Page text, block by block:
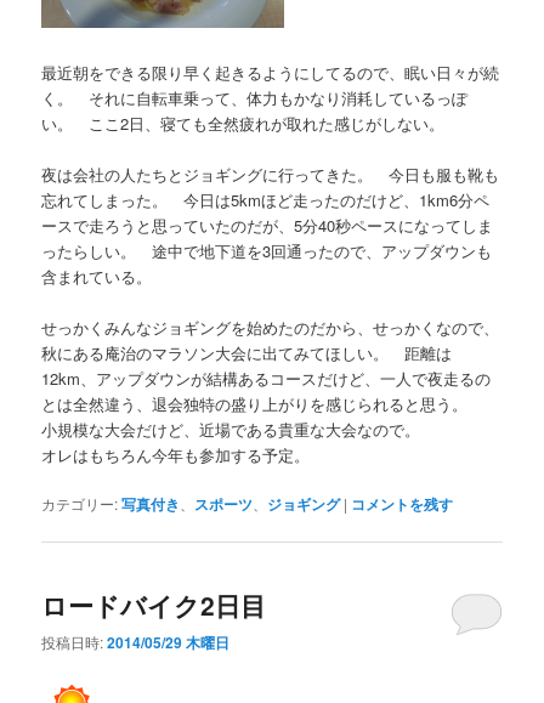
最近朝をできる限り早く起きるようにしてるので、眠い日々が続
く。 それに自転車乗って、体力もかなり消耗しているっぽ
い。 ここ2日、寝ても全然疲れが取れた感じがしない。
夜は会社の人たちとジョギングに行ってきた。 今日も服も靴も
忘れてしまった。 今日は5kmほど走ったのだけど、1km6分ペ
ースで走ろうと思っていたのだが、5分40秒ペースになってしま
ったらしい。 途中で地下道を3回通ったので、アップダウンも
含まれている。
せっかくみんなジョギングを始めたのだから、せっかくなので、
秋にある庵治のマラソン大会に出てみてほしい。 距離は
12km、アップダウンが結構あるコースだけど、一人で夜走るの
とは全然違う、退会独特の盛り上がりを感じられると思う。
小規模な大会だけど、近場である貴重な大会なので。
オレはもちろん今年も参加する予定。
カテゴリー:写真付き、 スポーツ、 ジョギング | コメントを残す
ロードバイク2日目
投稿日時:2014/05/29 木曜日